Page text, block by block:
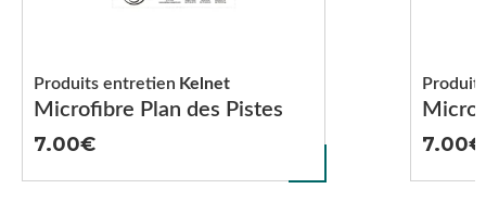
Microfibre Plan des Pistes
Produits entretien Kelnet
7.00 7.00